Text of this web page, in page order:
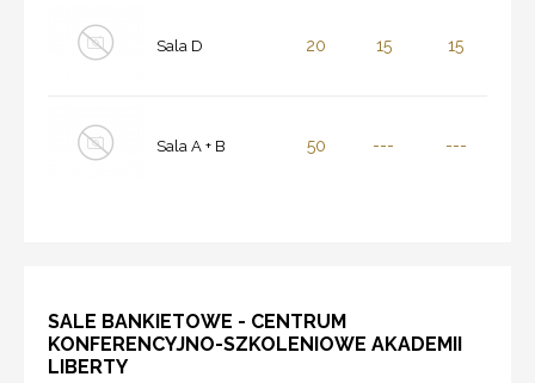
Sala D 20 15 15
Sala A + B 50 --- ---
SALE BANKIETOWE - CENTRUM
KONFERENCYJNO-SZKOLENIOWE AKADEMII
LIBERTY